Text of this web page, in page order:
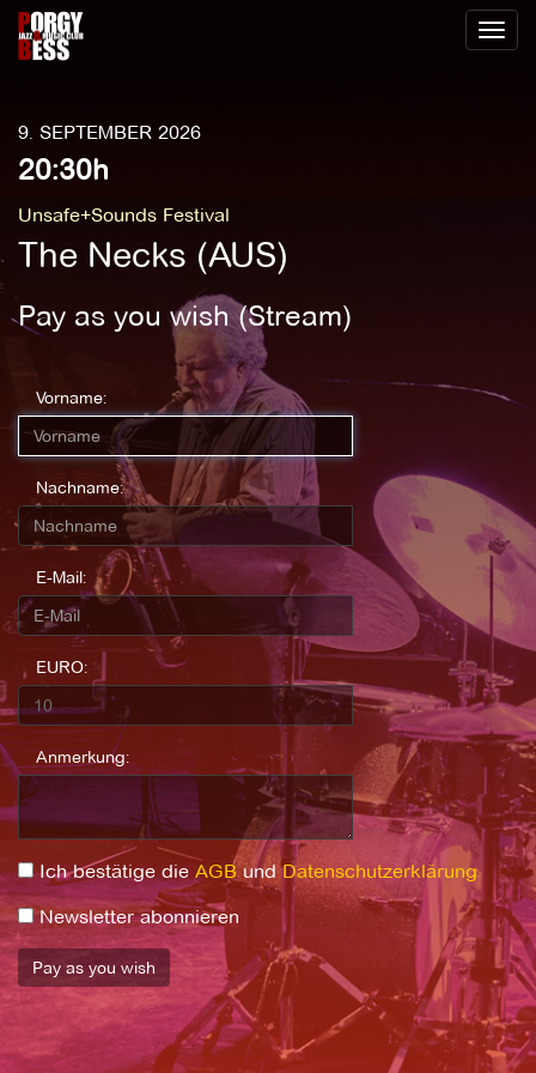
Toggle
9. SEPTEMBER 2026
20:30h
Unsafe+Sounds Festival
The Necks (AUS)
Pay as you wish (Stream)
Vorname:
Nachname:
E-Mail:
EURO:
Anmerkung:
Ich bestätige die AGBundDatenschutzerklärung
Newsletter abonnieren
Pay as you wish